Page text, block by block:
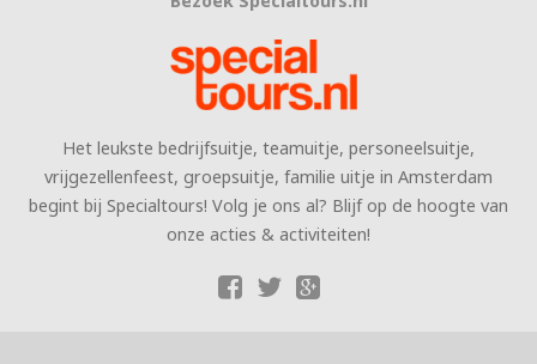
Het leukste bedrijfsuitje, teamuitje, personeelsuitje,
vrijgezellenfeest, groepsuitje, familie uitje in Amsterdam
begint bij Specialtours! Volg je ons al? Blijf op de hoogte van
onze acties & activiteiten!